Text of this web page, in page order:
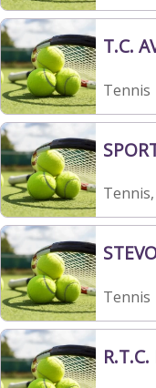
T.C.
Tennis
Tennis